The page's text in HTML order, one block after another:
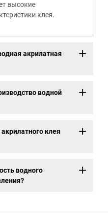
высокие
клея.
акрилатная
водной
клея
водного